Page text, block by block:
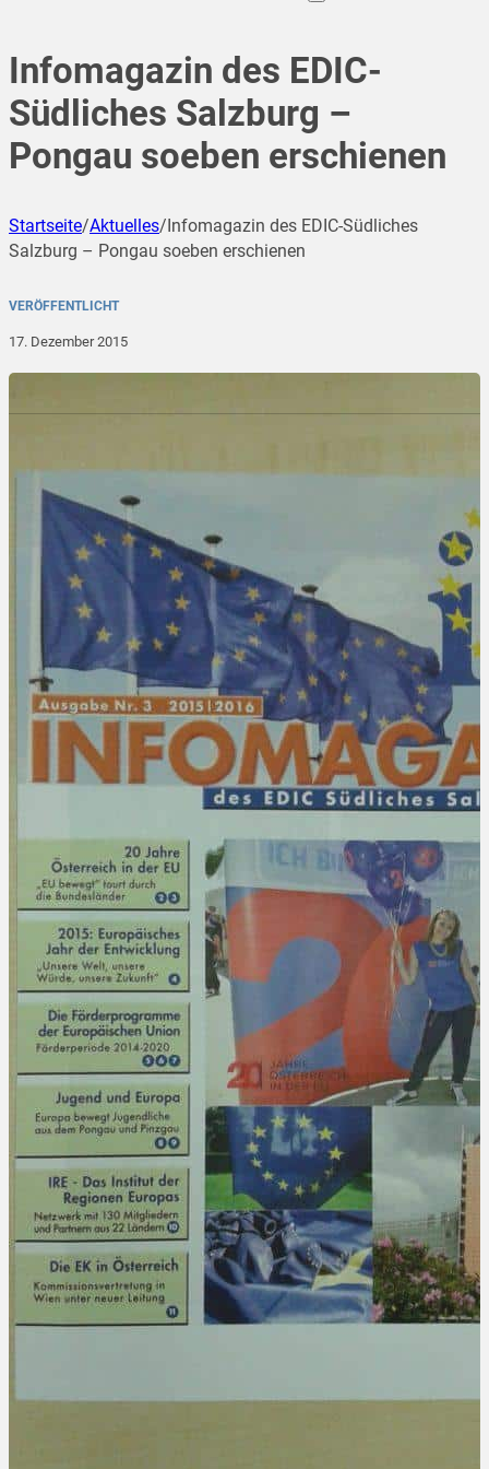
Infomagazin des EDIC-
Südliches Salzburg –
Pongau soeben erschienen
Startseite/Aktuelles/Infomagazin des EDIC-Südliches
Salzburg – Pongau soeben erschienen
VERÖFFENTLICHT
17. Dezember 2015